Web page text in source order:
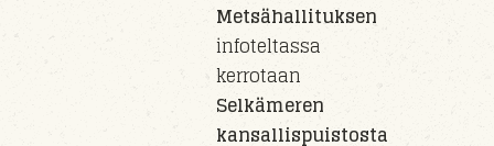
Metsähallituksen
infoteltassa
kerrotaan
Selkämeren
kansallispuistosta